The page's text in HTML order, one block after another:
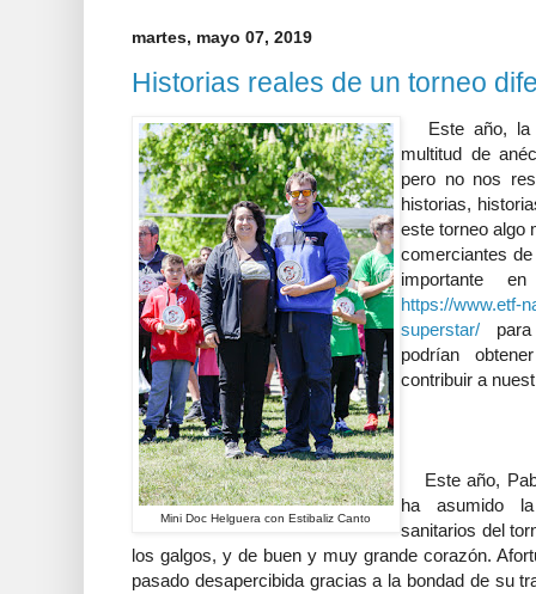
martes, mayo 07, 2019
Historias reales de un torneo
Mini Doc Helguera con Estibaliz Canto
Este año, la
multitud de
pero no nos
historias,
este torneo algo
comerciantes
importante
https://www.etf-
superstar/
podrían
contribuir a
Este año,
ha asumido
sanitarios del
los galgos, y de buen y muy grande corazón.
pasado desapercibida gracias a la bondad de su